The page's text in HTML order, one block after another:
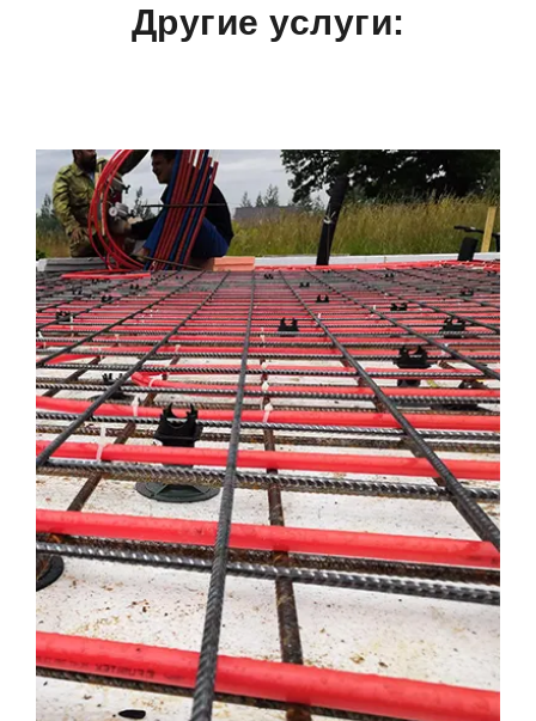
Другие услуги: